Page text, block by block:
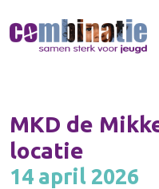
MKD de
locatie
14 april 2026